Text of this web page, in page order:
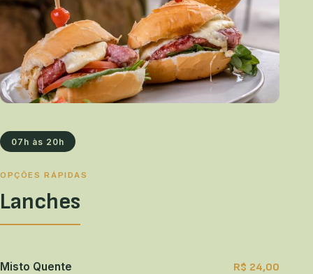
07h às 20h
OPÇÕES RÁPIDAS
Lanches
Misto Quente R$ 24,00